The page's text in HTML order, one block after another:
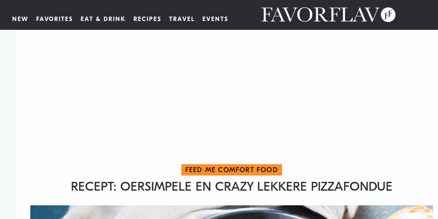
NEW FAVORITES EAT & DRINK RECIPES TRAVEL EVENTS
FEED ME COMFORT FOOD
RECEPT: OERSIMPELE EN CRAZY LEKKERE PIZZAFONDUE